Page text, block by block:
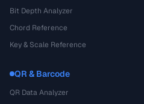
Bit Depth Analyzer
Chord Reference
Key & Scale Reference
QR & Barcode
QR Data Analyzer